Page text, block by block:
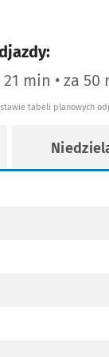
min • za 50
tabeli planowych
7 7